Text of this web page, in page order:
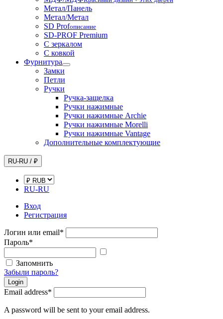
Метал/Панель
Метал/Метал
SD Profописание
SD-PROF Premium
С зеркалом
С ковкой
Фурнитура
Замки
Петли
Ручки
Ручка-защелка
Ручки нажимные
Ручки нажимные Archie
Ручки нажимные Morelli
Ручки нажимные Vantage
Дополнительные комплектующие
RU-RU / ₽
RU-RU
Вход
Регистрация
Логин или email*
Пароль*
Запомнить
Забыли пароль?
Login
Email address*
A password will be sent to your email address.